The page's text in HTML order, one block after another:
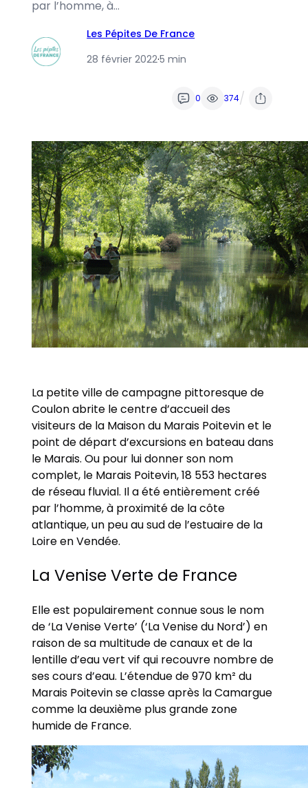
par l’homme, à…
Les Pépites De France
28 février 2022·5 min
0 374/
La petite ville de campagne pittoresque de
Coulon abrite le centre d’accueil des
visiteurs de la Maison du Marais Poitevin et le
point de départ d’excursions en bateau dans
le Marais. Ou pour lui donner son nom
complet, le Marais Poitevin, 18 553 hectares
de réseau fluvial. Il a été entièrement créé
par l’homme, à proximité de la côte
atlantique, un peu au sud de l’estuaire de la
Loire en Vendée.
La Venise Verte de France
Elle est populairement connue sous le nom
de ‘La Venise Verte’ (‘La Venise du Nord’) en
raison de sa multitude de canaux et de la
lentille d’eau vert vif qui recouvre nombre de
ses cours d’eau. L’étendue de 970 km² du
Marais Poitevin se classe après la Camargue
comme la deuxième plus grande zone
humide de France.